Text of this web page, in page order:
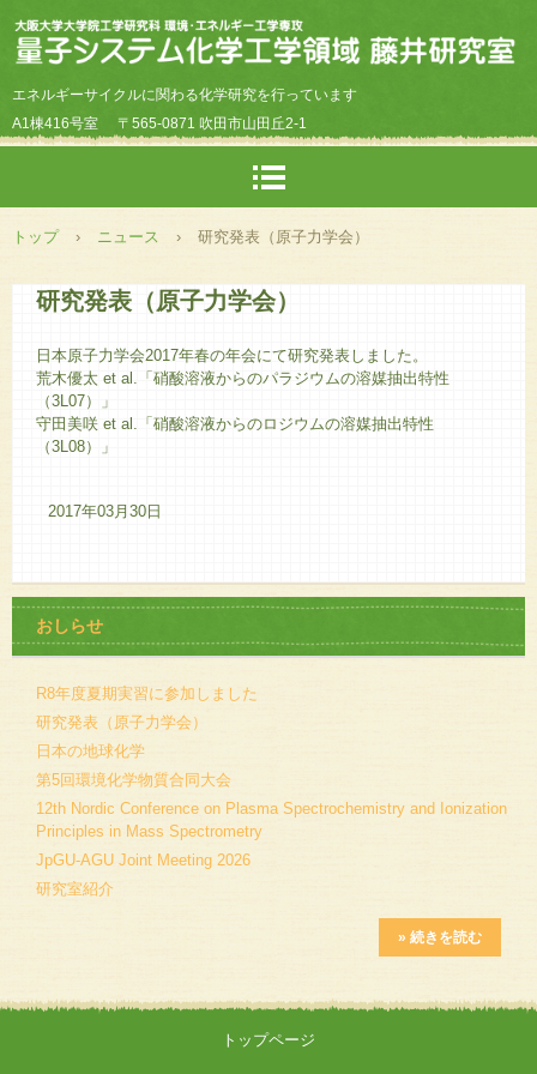
エネルギーサイクルに関わる化学研究を行っています
A1棟416号室
〒565-0871 吹田市山田丘2-1
トップ › ニュース › 研究発表（原子力学会）
研究発表（原子力学会）
日本原子力学会2017年春の年会にて研究発表しました。
荒木優太 et al.「硝酸溶液からのパラジウムの溶媒抽出特性
（3L07）」
守田美咲 et al.「硝酸溶液からのロジウムの溶媒抽出特性
（3L08）」
2017年03月30日
おしらせ
R8年度夏期実習に参加しました
研究発表（原子力学会）
日本の地球化学
第5回環境化学物質合同大会
12th Nordic Conference on Plasma Spectrochemistry and Ionization
Principles in Mass Spectrometry
JpGU-AGU Joint Meeting 2026
研究室紹介
» 続きを読む
トップページ